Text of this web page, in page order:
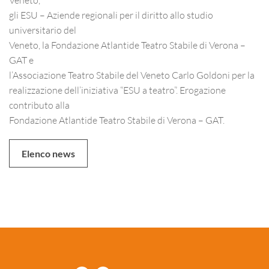
gli ESU – Aziende regionali per il diritto allo studio
universitario del
Veneto, la Fondazione Atlantide Teatro Stabile di Verona –
GAT e
l’Associazione Teatro Stabile del Veneto Carlo Goldoni per la
realizzazione dell’iniziativa “ESU a teatro”. Erogazione
contributo alla
Fondazione Atlantide Teatro Stabile di Verona – GAT.
Elenco news